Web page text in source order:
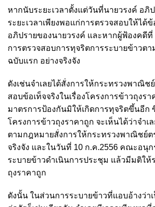
หากนับระยะเวลาตั้งแต่วันที่นายวรงค์ อภิ
ระยะเวลาเพียงพอแก่การตรวจสอบให้ได้
อภิปรายของนายวรงค์ และหากผู้ฟ้องคดีที่
การตรวจสอบการทุจริตการระบายข้าวต
ฉบับแรก อย่างจริงจัง
ดังเช่นจําเลยได้สั่งการให้กระทรวงพาณิช
สอบข้อเท็จจริงในเรื่องโครงการข้าวถุงรา
มาตรการป้องกันมิให้เกิดการทุจริตขึ้นอีก
โครงการข้าวถุงราคาถูก จะเห็นได้ว่าจําเ
ตามกฎหมายสั่งการให้กระทรวงพาณิชย์ต
จริงจัง และในวันที่ 10 ก.ค.2556 คณะอนุ
ระบายข้าวดำเนินการประชุม แล้วมีมติให้
ถุงราคาถูก
ดังนั้น ในส่วนการระบายข้าวที่แอบอ้างว่า